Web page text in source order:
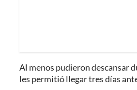
Al menos pudieron descansar
les permitió llegar tres días